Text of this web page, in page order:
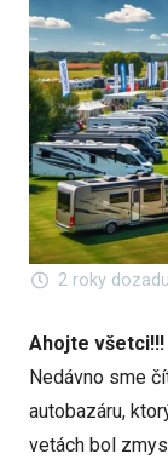
2 roky dozadu
Ahojte všetci!!!
Nedávno sme
autobazáru,
vetách bol